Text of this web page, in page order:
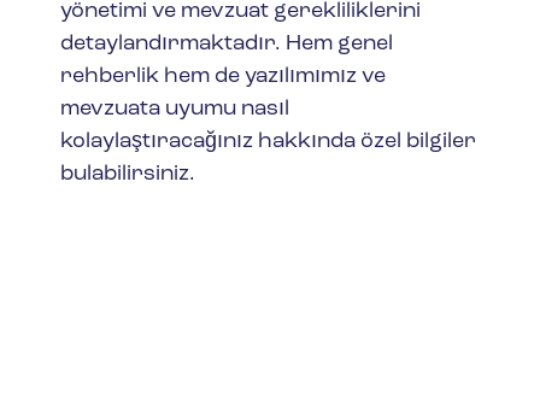
yönetimi ve mevzuat gerekliliklerini
detaylandırmaktadır. Hem genel
rehberlik hem de yazılımımız ve
mevzuata uyumu nasıl
kolaylaştıracağınız hakkında özel bilgiler
bulabilirsiniz.